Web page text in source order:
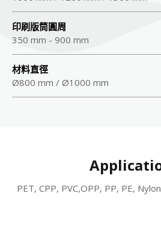
印刷版筒圓周
350 mm - 900 mm
材料直徑
Ø800 mm / Ø1000 mm
PET, CPP, PVC,OPP, PP, PE,